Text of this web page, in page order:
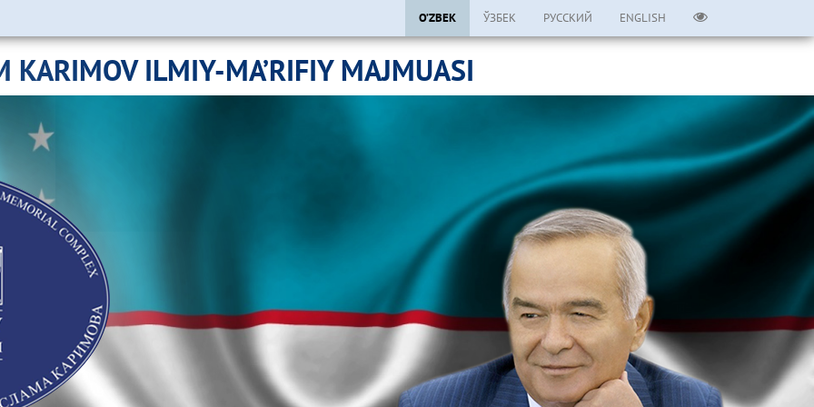
O’ZBEK ЎЗБЕК РУССКИЙ ENGLISH
KARIMOV ILMIY-MA’RIFIY MAJMUASI